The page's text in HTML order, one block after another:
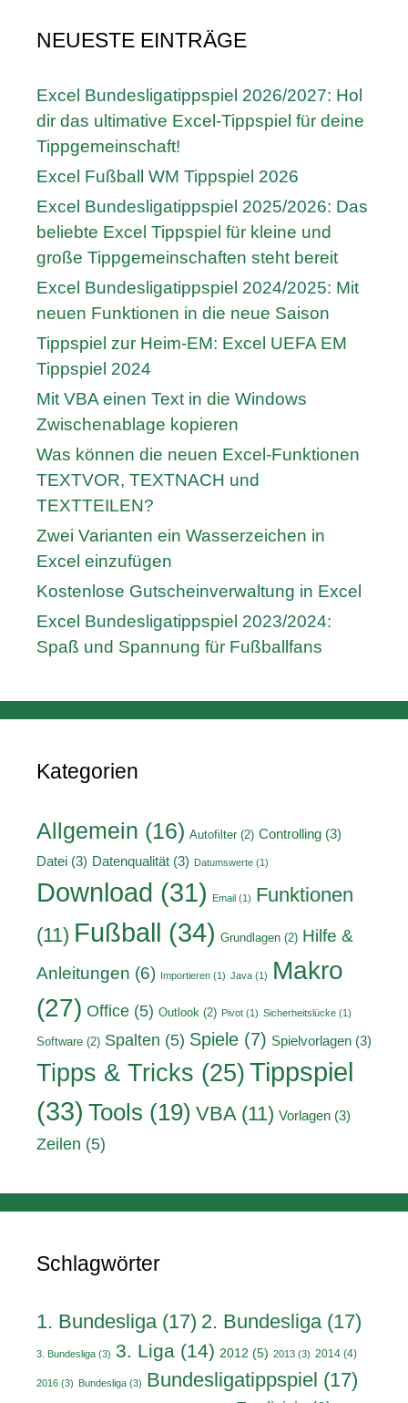
NEUESTE EINTRÄGE
Excel Bundesligatippspiel 2026/2027: Hol
dir das ultimative Excel-Tippspiel für deine
Tippgemeinschaft!
Excel Fußball WM Tippspiel 2026
Excel Bundesligatippspiel 2025/2026: Das
beliebte Excel Tippspiel für kleine und
große Tippgemeinschaften steht bereit
Excel Bundesligatippspiel 2024/2025: Mit
neuen Funktionen in die neue Saison
Tippspiel zur Heim-EM: Excel UEFA EM
Tippspiel 2024
Mit VBA einen Text in die Windows
Zwischenablage kopieren
Was können die neuen Excel-Funktionen
TEXTVOR, TEXTNACH und
TEXTTEILEN?
Zwei Varianten ein Wasserzeichen in
Excel einzufügen
Kostenlose Gutscheinverwaltung in Excel
Excel Bundesligatippspiel 2023/2024:
Spaß und Spannung für Fußballfans
Kategorien
Allgemein (16) Autofilter (2) Controlling (3)
Datei (3) Datenqualität (3) Datumswerte (1)
Download (31) Email (1) Funktionen
(11) Fußball (34) Grundlagen (2) Hilfe &
Anleitungen (6) Importieren (1) Java (1)
Makro
(27) Office (5) Outlook (2) Pivot (1) Sicherheitslücke (1)
Software (2) Spalten (5) Spiele (7) Spielvorlagen (3)
Tipps & Tricks (25)Tippspiel
(33) Tools (19) VBA(11) Vorlagen (3)
Zeilen (5)
Schlagwörter
1. Bundesliga(17) 2. Bundesliga(17)
3. Bundesliga (3) 3. Liga (14) 2012 (5) 2013 (3) 2014 (4)
2016 (3) Bundesliga (3) Bundesligatippspiel (17)